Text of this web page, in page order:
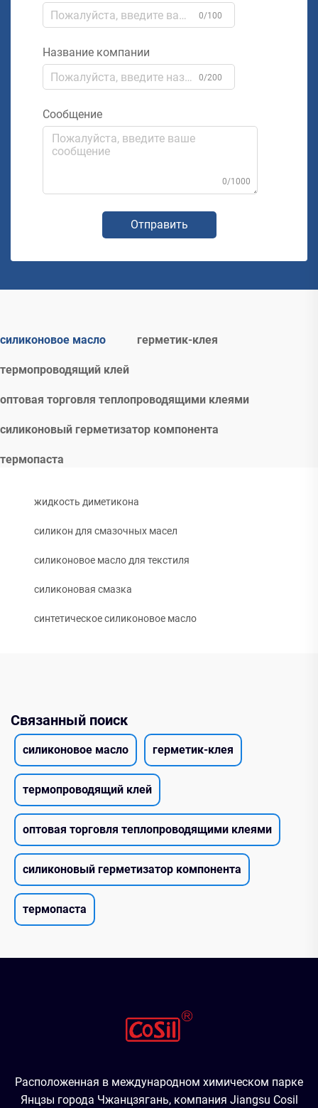
0/100
Название компании
0/200
Сообщение
0/1000
Отправить
силиконовое масло герметик-клея
термопроводящий клей
оптовая торговля теплопроводящими клеями
силиконовый герметизатор компонента
термопаста
жидкость диметикона
силикон для смазочных масел
силиконовое масло для текстиля
силиконовая смазка
синтетическое силиконовое масло
Связанный поиск
силиконовое масло герметик-клея
термопроводящий клей
оптовая торговля теплопроводящими клеями
силиконовый герметизатор компонента
термопаста
Расположенная в международном химическом парке
Янцзы города Чжанцзягань, компания Jiangsu Cosil